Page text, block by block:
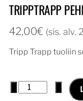
TRIPPTRAPP
42,00€ (sis. alv.
Tripp Trapp tuoliin
tripptrapp